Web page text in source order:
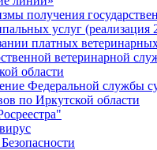
получения
услуг (реализация
платных
ветеринарной
области
Федеральной службы
по Иркутской области